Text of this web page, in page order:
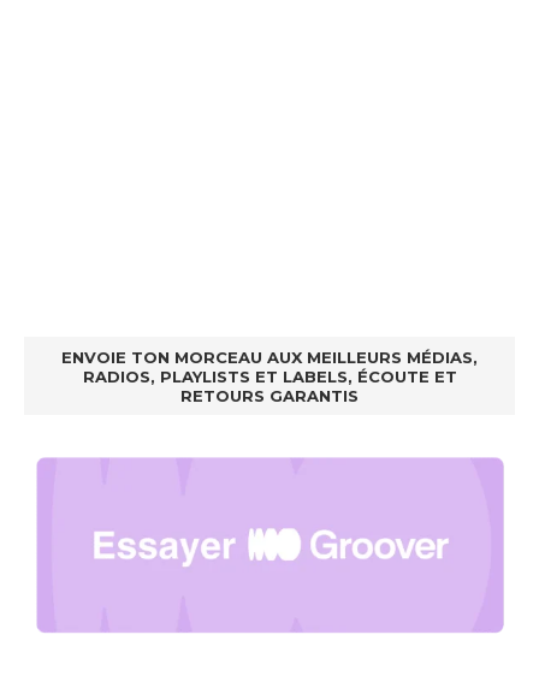
ENVOIE TON MORCEAU AUX MEILLEURS MÉDIAS,
RADIOS, PLAYLISTS ET LABELS, ÉCOUTE ET
RETOURS GARANTIS